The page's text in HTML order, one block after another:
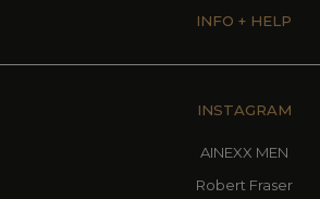
INFO + HELP
INSTAGRAM
AINEXX MEN
Robert Fraser